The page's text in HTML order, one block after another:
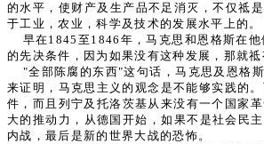
的水平，使财产及生产品不足消灭，不仅祗
于工业，农业，科学及技术的发展水平上的。
早在1845至1846年，马克思和恩格斯在
的先决条件，因为如果没有这种发展，那就
"全部陈腐的东西"这句话，马克思及恩格
来证明，马克思主义的观念是不能够实践的
件，而且列宁及托洛茨基从来没有一个国家
大的推动力，从德国开始，如果不是社会民
内战，最后是新的世界大战的恐怖。